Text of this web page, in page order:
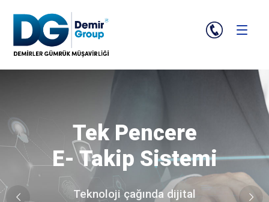
Tek Pencere
E- Takip Sistemi
Teknoloji çağında dijital